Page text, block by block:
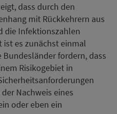
dass durch den
mit Rückkehrern aus
die Infektionszahlen
ist es zunächst einmal
fordern, dass
Risikogebiet in
Nachweis eines
oder eben ein